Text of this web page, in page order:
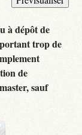
à dépôt de
trop de
de
sauf